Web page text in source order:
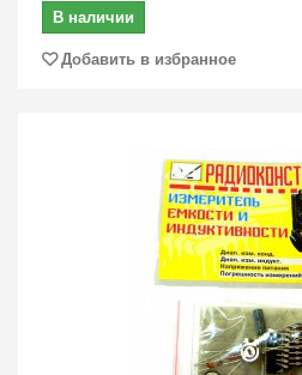
В наличии
Добавить в избранное